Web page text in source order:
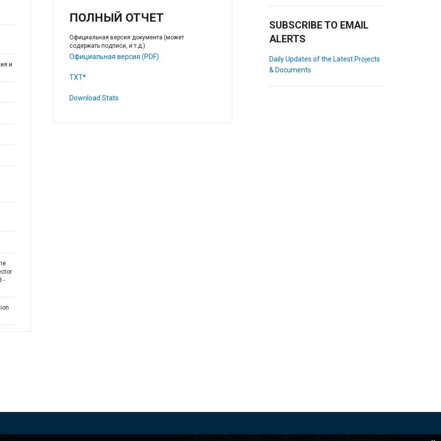
и
-
ПОЛНЫЙ ОТЧЕТ
Официальная версия документа (может
содержать подписи, и т.д.)
Официальная версия (PDF)
TXT*
Download Stats
SUBSCRIBE TO EMAIL
ALERTS
Daily Updates of the Latest Projects
& Documents